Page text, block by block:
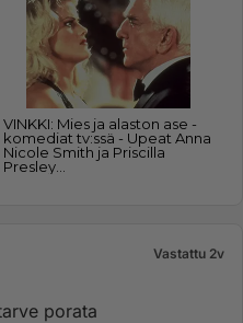
Vastattu 2v
porata